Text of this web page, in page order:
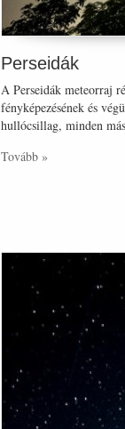
Perseidák
A Perseidák meteorraj
fényképezésének és
hullócsillag, minden
Tovább »